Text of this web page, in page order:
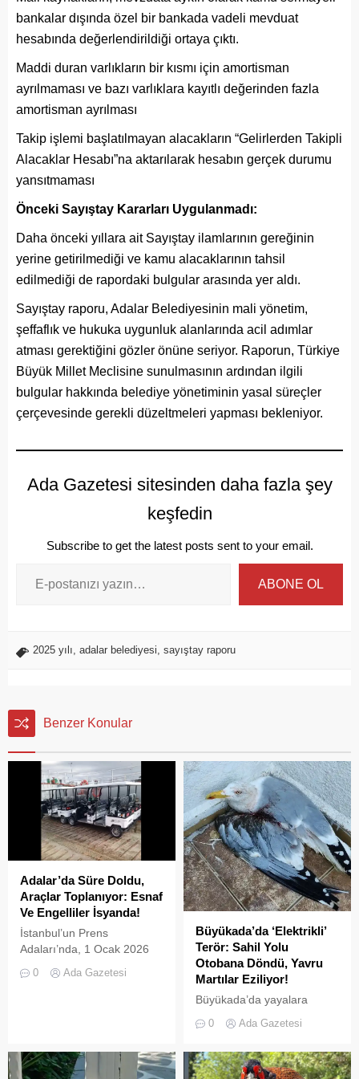
bankalar dışında özel bir bankada vadeli mevduat
hesabında değerlendirildiği ortaya çıktı.
Maddi duran varlıkların bir kısmı için amortisman
ayrılmaması ve bazı varlıklara kayıtlı değerinden fazla
amortisman ayrılması
Takip işlemi başlatılmayan alacakların “Gelirlerden Takipli
Alacaklar Hesabı”na aktarılarak hesabın gerçek durumu
yansıtmaması
Önceki Sayıştay Kararları Uygulanmadı:
Daha önceki yıllara ait Sayıştay ilamlarının gereğinin
yerine getirilmediği ve kamu alacaklarının tahsil
edilmediği de rapordaki bulgular arasında yer aldı.
Sayıştay raporu, Adalar Belediyesinin mali yönetim,
şeffaflık ve hukuka uygunluk alanlarında acil adımlar
atması gerektiğini gözler önüne seriyor. Raporun, Türkiye
Büyük Millet Meclisine sunulmasının ardından ilgili
bulgular hakkında belediye yönetiminin yasal süreçler
çerçevesinde gerekli düzeltmeleri yapması bekleniyor.
Ada Gazetesi sitesinden daha fazla şey
keşfedin
Subscribe to get the latest posts sent to your email.
ABONE OL
2025 yılı adalar belediyesi sayıştay raporu
Benzer Konular
Adalar’da Süre Doldu,
Araçlar Toplanıyor: Esnaf
Ve Engelliler İsyanda!
İstanbul’un Prens
Adaları’nda, 1 Ocak 2026
L2 sınıfı (3 tekerlekli)
İki kez uzatılarak 31
0 Ada Gazetesi
Büyükada’da ‘Elektrikli’
Terör: Sahil Yolu
Otobana Döndü, Yavru
Martılar Eziliyor!
Büyükada’da yayalara
ayrılan sahil şeridi, kural
tanımaz elektrikli araç
ölüm yoluna dönüştü.
0 Ada Gazetesi